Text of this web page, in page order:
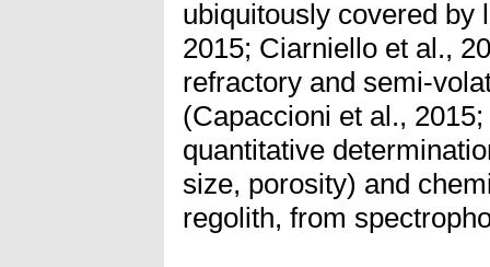
ubiquitously covered by
2015; Ciarniello et al.,
refractory and semi-
(Capaccioni et al.,
quantitative
size, porosity) and
regolith, from